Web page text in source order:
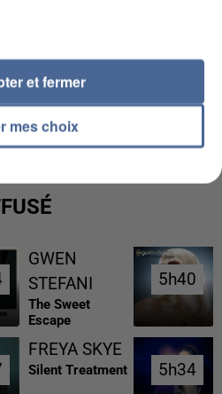
SUPPOSÉS DE LA DZ
ALGÉRIE
GWEN
STEFANI
The Sweet
Escape
5h40
5h40
FREYA SKYE
Silent Treatment 5h34
5h34
mes choix
et fermer